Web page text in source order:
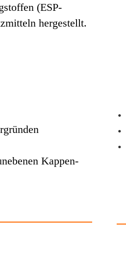
(ESP-
hergestellt.
Kappen-
•
•
•